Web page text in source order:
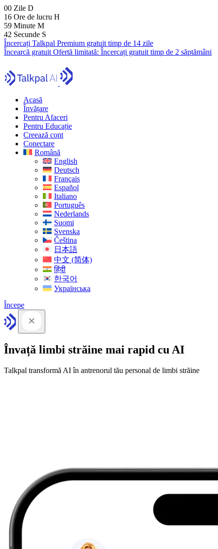
00 Zile D
16 Ore de lucru H
59 Minute M
41 Secunde S
Încercați Talkpal Premium gratuit timp de 14 zile
Încearcă gratuit Ofertă limitată: Încercați gratuit timp de 2 săptămâni
Acasă
Învățare
Pentru Afaceri
Pentru Educație
Creează cont
Conectare
Română
English
Deutsch
Français
Español
Italiano
Português
Nederlands
Suomi
Svenska
Čeština
日本語
中文 (简体)
हिंदी
한국어
Українська
Începe
Învață limbi străine mai rapid cu AI
Talkpal transformă AI în antrenorul tău personal de limbi străine